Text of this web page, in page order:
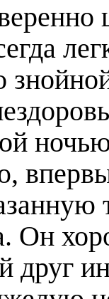
Он
друг